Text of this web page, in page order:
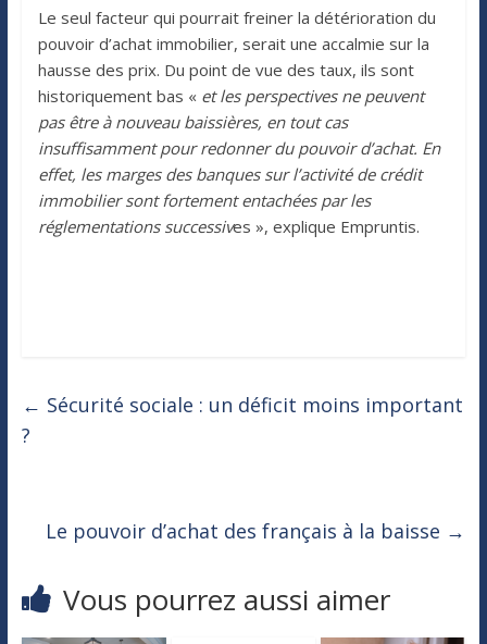
Le seul facteur qui pourrait freiner la détérioration du
pouvoir d’achat immobilier, serait une accalmie sur la
hausse des prix. Du point de vue des taux, ils sont
historiquement bas « et les perspectives ne peuvent
pas être à nouveau baissières, en tout cas
insuffisamment pour redonner du pouvoir d’achat. En
effet, les marges des banques sur l’activité de crédit
immobilier sont fortement entachées par les
réglementations successives », explique Empruntis.
← Sécurité sociale : un déficit moins important
?
Le pouvoir d’achat des français à la baisse →
Vous pourrez aussi aimer